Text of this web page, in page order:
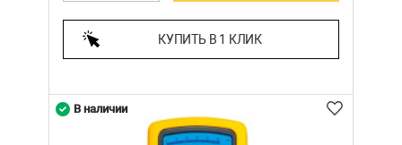
КУПИТЬ В 1 КЛИК
В наличии